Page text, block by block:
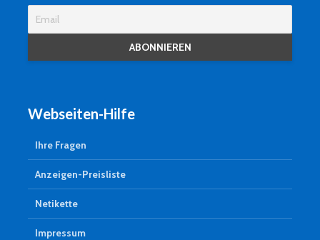
Webseiten-Hilfe
Ihre Fragen
Anzeigen-Preisliste
Netikette
Impressum